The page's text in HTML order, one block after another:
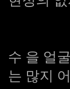
수 을 얼
는 많지